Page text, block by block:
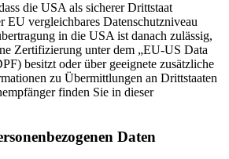
die USA als sicherer Drittstaat
EU vergleichbares Datenschutzniveau
in die USA ist danach zulässig,
Zertifizierung unter dem „EU-US Data
besitzt oder über geeignete zusätzliche
zu Übermittlungen an Drittstaaten
finden Sie in dieser
Daten